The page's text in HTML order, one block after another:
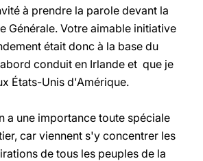
à prendre la parole devant la
Générale. Votre aimable initiative
était donc à la base du
conduit en Irlande et que je
États-Unis d'Amérique.
a une importance toute spéciale
car viennent s'y concentrer les
de tous les peuples de la